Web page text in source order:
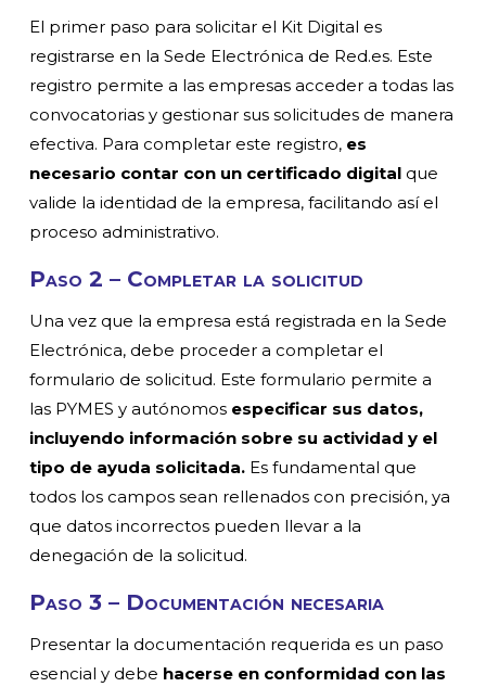
El primer paso para solicitar el Kit Digital es
registrarse en la Sede Electrónica de Red.es. Este
registro permite a las empresas acceder a todas las
convocatorias y gestionar sus solicitudes de manera
efectiva. Para completar este registro, es
necesario contar con un certificado digital que
valide la identidad de la empresa, facilitando así el
proceso administrativo.
Paso 2 – Completar la solicitud
Una vez que la empresa está registrada en la Sede
Electrónica, debe proceder a completar el
formulario de solicitud. Este formulario permite a
las PYMES y autónomos especificar sus datos,
incluyendo información sobre su actividad y el
tipo de ayuda solicitada. Es fundamental que
todos los campos sean rellenados con precisión, ya
que datos incorrectos pueden llevar a la
denegación de la solicitud.
Paso 3 – Documentación necesaria
Presentar la documentación requerida es un paso
esencial y debe hacerse en conformidad con las